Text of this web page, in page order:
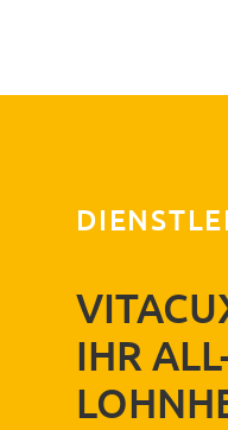
Telefonnummer
IHR